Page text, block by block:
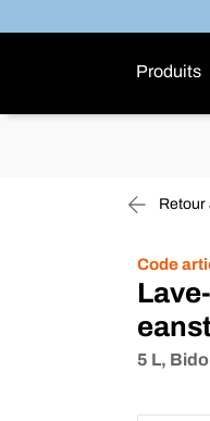
Produits
Retour
Code
5 L,